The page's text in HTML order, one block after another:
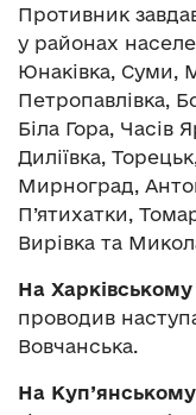
Противник
у районах
Юнаківка, Суми,
Петропавлівка,
Біла Гора, Часів
Диліївка,
Мирноград,
П’ятихатки,
Вирівка та
На
проводив
Вовчанська.
На